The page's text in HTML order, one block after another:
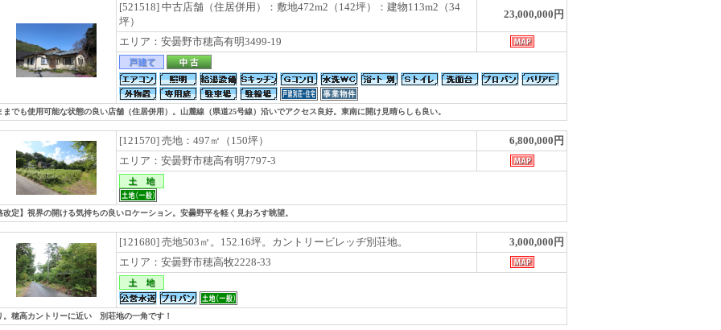
[521518] 中古店舗（住居併用）：敷地472m2（142坪）：建物113m2（34
坪）
23,000,000円
エリア：安曇野市穂高有明3499-19
でも使用可能な状態の良い店舗（住居併用）。山麓線（県道25号線）沿いでアクセス良好。東南に開け見晴らしも良い。
[121570] 売地：497㎡（150坪）
6,800,000円
エリア：安曇野市穂高有明7797-3
定】視界の開ける気持ちの良いロケーション。安曇野平を軽く見おろす眺望。
[121680] 売地503㎡。152.16坪。カントリービレッヂ別荘地。
3,000,000円
エリア：安曇野市穂高牧2228-33
。穂高カントリーに近い 別荘地の一角です！